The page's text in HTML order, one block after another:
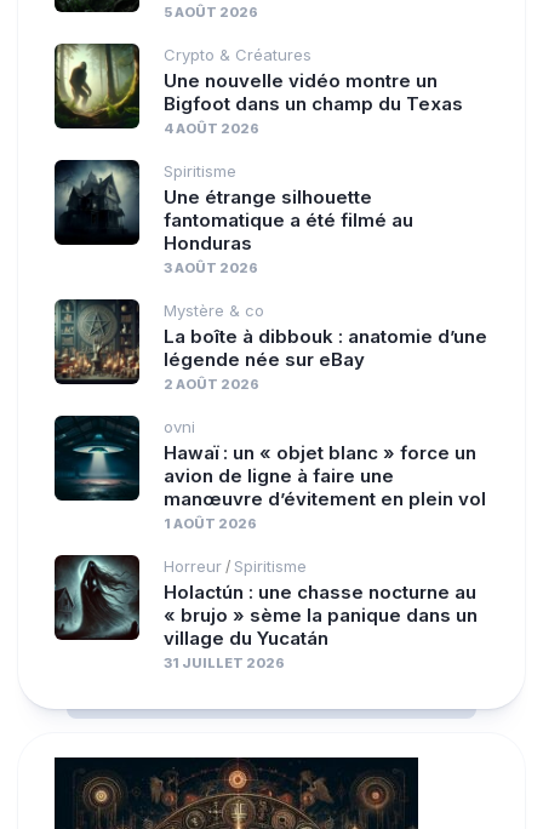
5 AOÛT 2026
Crypto & Créatures
Une nouvelle vidéo montre un
Bigfoot dans un champ du Texas
4 AOÛT 2026
Spiritisme
Une étrange silhouette
fantomatique a été filmé au
Honduras
3 AOÛT 2026
Mystère & co
La boîte à dibbouk : anatomie d’une
légende née sur eBay
2 AOÛT 2026
ovni
Hawaï : un « objet blanc » force un
avion de ligne à faire une
manœuvre d’évitement en plein vol
1 AOÛT 2026
Horreur / Spiritisme
Holactún : une chasse nocturne au
« brujo » sème la panique dans un
village du Yucatán
31 JUILLET 2026